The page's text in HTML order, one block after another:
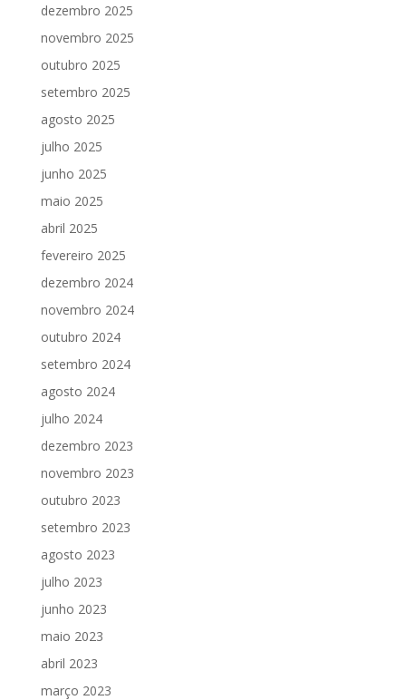
dezembro 2025
novembro 2025
outubro 2025
setembro 2025
agosto 2025
julho 2025
junho 2025
maio 2025
abril 2025
fevereiro 2025
dezembro 2024
novembro 2024
outubro 2024
setembro 2024
agosto 2024
julho 2024
dezembro 2023
novembro 2023
outubro 2023
setembro 2023
agosto 2023
julho 2023
junho 2023
maio 2023
abril 2023
março 2023